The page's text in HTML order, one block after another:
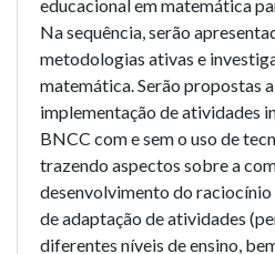
educacional em matemática
Na sequência, serão
metodologias ativas e
matemática. Serão propostas
implementação de atividades
BNCC com e sem o uso de
trazendo aspectos sobre a
desenvolvimento do raciocínio
de adaptação de atividades
diferentes níveis de ensino,